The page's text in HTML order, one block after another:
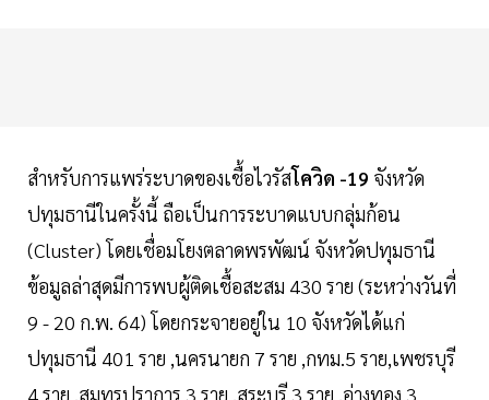
สำหรับการแพร่ระบาดของเชื้อไวรัสโควิด -19 จังหวัด
ปทุมธานีในครั้งนี้ ถือเป็นการระบาดแบบกลุ่มก้อน
(Cluster) โดยเชื่อมโยงตลาดพรพัฒน์ จังหวัดปทุมธานี
ข้อมูลล่าสุดมีการพบผู้ติดเชื้อสะสม 430 ราย (ระหว่างวันที่
9 - 20 ก.พ. 64) โดยกระจายอยู่ใน 10 จังหวัดได้แก่
ปทุมธานี 401 ราย ,นครนายก 7 ราย ,กทม.5 ราย,เพชรบุรี
4 ราย ,สมุทรปราการ 3 ราย ,สระบุรี 3 ราย ,อ่างทอง 3